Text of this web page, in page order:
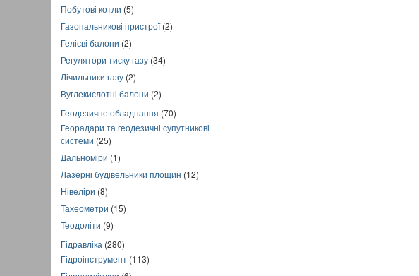
Побутові котли (5)
Газопальникові пристрої(2)
Гелієві балони (2)
Регулятори тиску газу (34)
Лічильники газу (2)
Вуглекислотні балони (2)
Геодезичне обладнання (70)
Георадари та геодезичні супутникові
системи (25)
Дальноміри (1)
Лазерні будівельники площин (12)
Нівеліри (8)
Тахеометри (15)
Теодоліти (9)
Гідравліка (280)
Гідроінструмент (113)